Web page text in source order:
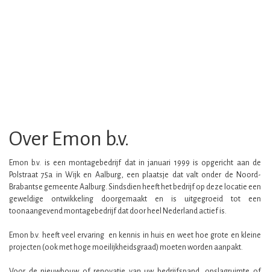
Over Emon b.v.
Emon b.v. is een montagebedrijf dat in januari 1999 is opgericht aan de
Polstraat 75a in Wijk en Aalburg, een plaatsje dat valt onder de Noord-
Brabantse gemeente Aalburg. Sindsdien heeft het bedrijf op deze locatie een
geweldige ontwikkeling doorgemaakt en is uitgegroeid tot een
toonaangevend montagebedrijf dat door heel Nederland actief is.
Emon b.v. heeft veel ervaring en kennis in huis en weet hoe grote en kleine
projecten (ook met hoge moeilijkheidsgraad) moeten worden aanpakt.